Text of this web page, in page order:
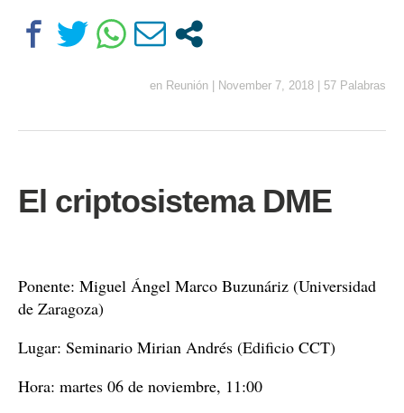
en Reunión November 7, 2018 57 Palabras
El criptosistema DME
Ponente: Miguel Ángel Marco Buzunáriz (Universidad
de Zaragoza)
Lugar: Seminario Mirian Andrés (Edificio CCT)
Hora: martes 06 de noviembre, 11:00